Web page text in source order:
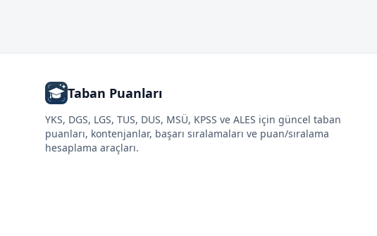
Taban Puanları
YKS, DGS, LGS, TUS, DUS, MSÜ, KPSS ve ALES için güncel taban
puanları, kontenjanlar, başarı sıralamaları ve puan/sıralama
hesaplama araçları.